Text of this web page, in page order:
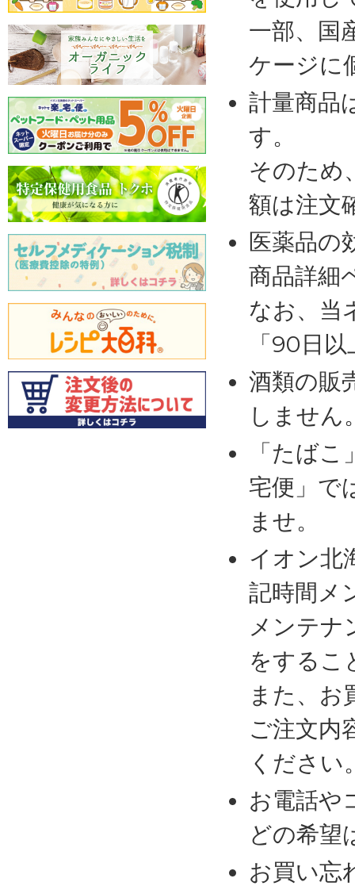
一部、国
ケージに
計量商品
す。
そのため
額は注文
医薬品の
商品詳細
なお、当
「90日
酒類の販
しません
「たば
宅便」で
ませ。
イオン北
記時間メ
メンテナ
をするこ
また、お
ご注文内
ください
お電話や
どの希望
お買い忘